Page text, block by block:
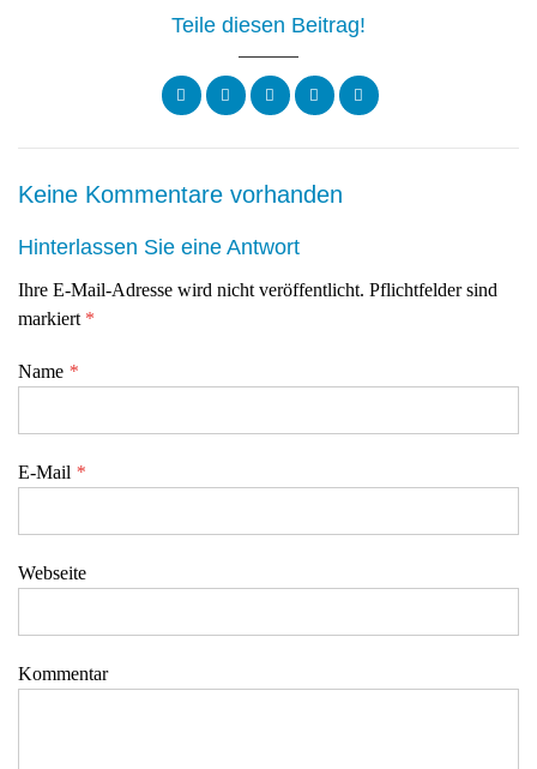
Teile diesen Beitrag!
Keine Kommentare vorhanden
Hinterlassen Sie eine Antwort
Ihre E-Mail-Adresse wird nicht veröffentlicht. Pflichtfelder sind
markiert *
Name *
E-Mail *
Webseite
Kommentar